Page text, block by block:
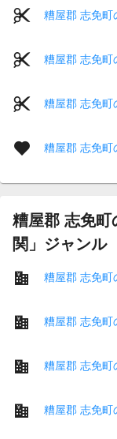
糟屋郡 志免町
糟屋郡 志免町
糟屋郡 志免町
糟屋郡 志免
糟屋郡 志免
関」ジャンル
糟屋郡 志免町
糟屋郡 志免町
糟屋郡 志免町
糟屋郡 志免町